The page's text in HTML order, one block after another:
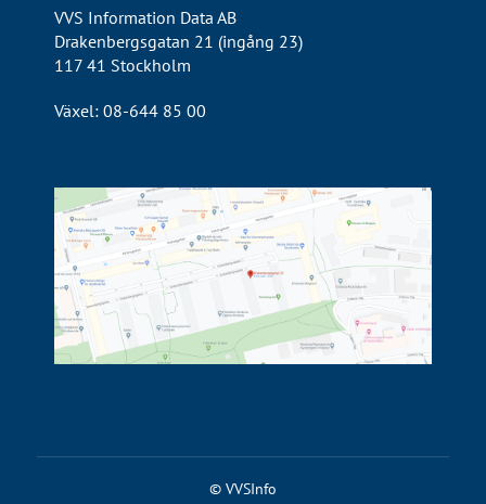
VVS Information Data AB
Drakenbergsgatan 21 (ingång 23)
117 41 Stockholm
Växel: 08-644 85 00
© VVSInfo